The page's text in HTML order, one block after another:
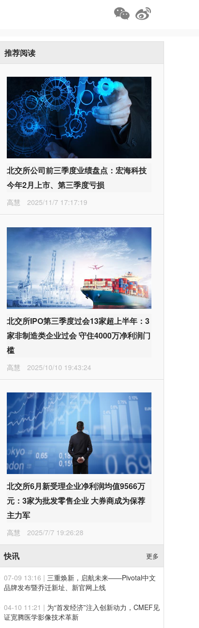
推荐阅读
北交所公司前三季度业绩盘点：宏海科技
今年2月上市、第三季度亏损
高慧 2025/11/7 17:17:19
北交所IPO第三季度过会13家超上半年：3
家非制造类企业过会 守住4000万净利润门
槛
高慧 2025/10/10 19:43:24
北交所6月新受理企业净利润均值9566万
元：3家为批发零售企业 大券商成为保荐
主力军
高慧 2025/7/7 19:26:28
快讯 更多
07-09 13:16 | 三重焕新，启航未来——Pivotal中文
品牌发布暨乔迁新址、新官网上线
04-10 11:21 | 为“首发经济”注入创新动力，CMEF见
证宽腾医学影像技术革新